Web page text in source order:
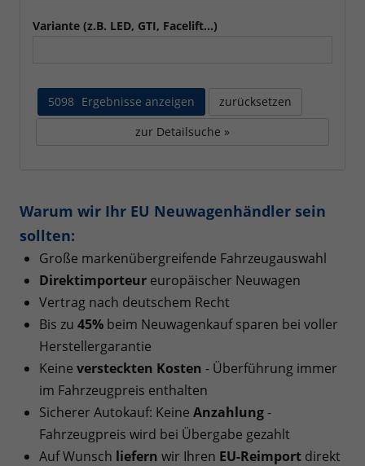
Variante (z.B. LED, GTI, Facelift...)
5098 Ergebnisse anzeigen
zurücksetzen
zur Detailsuche »
Warum wir Ihr EU Neuwagenhändler sein
sollten:
Große markenübergreifende Fahrzeugauswahl
Direktimporteur europäischer Neuwagen
Vertrag nach deutschem Recht
Bis zu 45% beim Neuwagenkauf sparen bei voller
Herstellergarantie
Keine versteckten Kosten - Überführung immer
im Fahrzeugpreis enthalten
Sicherer Autokauf: Keine Anzahlung-
Fahrzeugpreis wird bei Übergabe gezahlt
Auf Wunsch liefern wir Ihren EU-Reimport direkt